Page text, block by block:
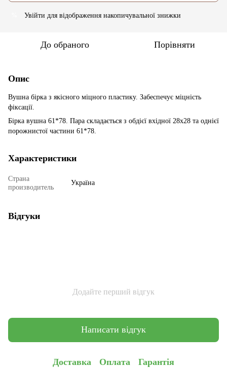
Увійти для відображення накопичувальної знижки
До обраного Порівняти
Опис
Вушна бірка з якісного міцного пластику. Забеспечує міцність
фіксації.
Бірка вушна 61*78. Пара складається з обдієї вхідної 28х28 та однієї
порожнистої частини 61*78.
Характеристики
Страна
производитель
Україна
Відгуки
Додайте перший відгук
Написати відгук
Доставка Оплата Гарантія